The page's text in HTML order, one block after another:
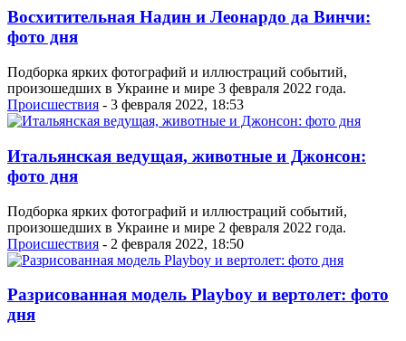
Восхитительная Надин и Леонардо да Винчи:
фото дня
Подборка ярких фотографий и иллюстраций событий,
произошедших в Украине и мире 3 февраля 2022 года.
Проиcшествия - 3 февраля 2022, 18:53
Итальянская ведущая, животные и Джонсон:
фото дня
Подборка ярких фотографий и иллюстраций событий,
произошедших в Украине и мире 2 февраля 2022 года.
Проиcшествия - 2 февраля 2022, 18:50
Разрисованная модель Playboy и вертолет: фото
дня